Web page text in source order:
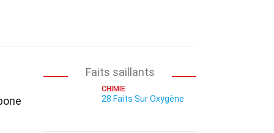
Faits saillants
CHIMIE
28 Faits Sur Oxygène